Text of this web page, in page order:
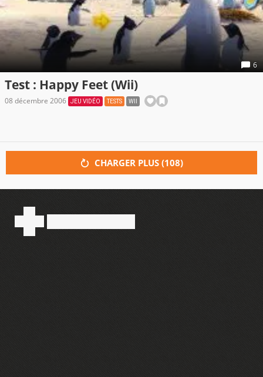
6
Test : Happy Feet (Wii)
08 décembre 2006 JEU VIDÉO TESTS WII
CHARGER PLUS (108)